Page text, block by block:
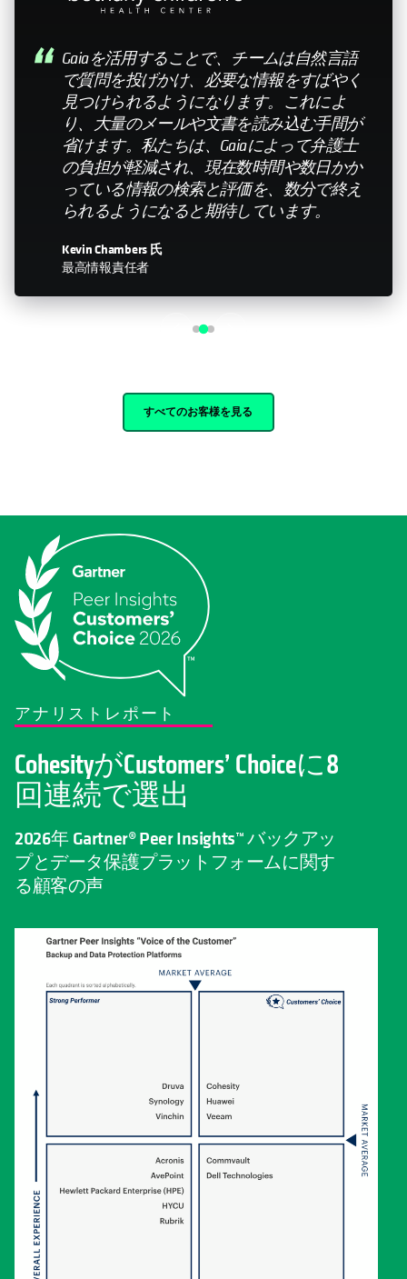
My relationship with Cohesity—it still feels like a
small company. Having that relationship with the
leadership team is important. Knowing that you
can help influence the direction is something that
doesn’t happen with every organization I work
with."
John Murphy
Senior Director IT
すべてのお客様を見る
アナリストレポート
CohesityがCustomers’ Choiceに8
回連続で選出
2026年 Gartner® Peer Insights™ バックアッ
プとデータ保護プラットフォームに関す
る顧客の声